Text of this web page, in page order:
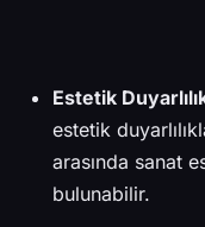
Estetik
estetik
arasında sanat
bulunabilir.